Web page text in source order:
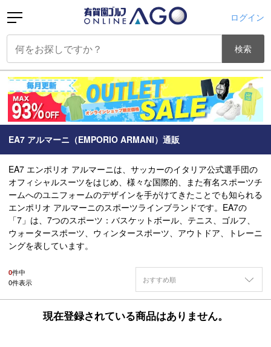
ログイン
検索
EA7 アルマーニ（EMPORIO ARMANI）通販
EA7 エンポリオ アルマーニは、サッカーのイタリア公式選手団の
オフィシャルスーツをはじめ、様々な国際的、また有名スポーツチ
ームへのユニフォームのデザインを手がけてきたことでも知られる
エンポリオ アルマーニのスポーツラインブランドです。EA7の
「7」は、7つのスポーツ：バスケットボール、テニス、ゴルフ、
ウォータースポーツ、ウィンタースポーツ、アウトドア、トレーニ
ングを表しています。
0件中
0件表示 おすすめ順
現在登録されている商品はありません。